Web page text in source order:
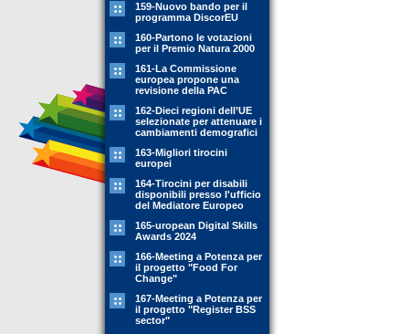
159-Nuovo bando per il
programma DiscorEU
160-Partono le votazioni
per il Premio Natura 2000
161-La Commissione
europea propone una
revisione della PAC
162-Dieci regioni dell’UE
selezionate per attenuare i
cambiamenti demografici
163-Migliori tirocini
europei
164-Tirocini per disabili
disponibili presso l'ufficio
del Mediatore Europeo
165-uropean Digital Skills
Awards 2024
166-Meeting a Potenza per
il progetto "Food For
Change"
167-Meeting a Potenza per
il progetto "Register BSS
sector"